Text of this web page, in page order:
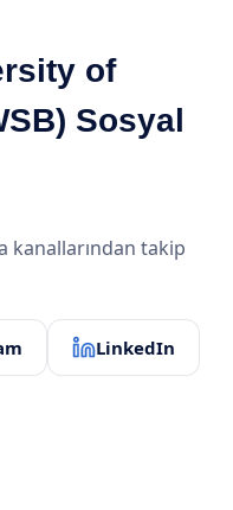
of
Sosyal
kanallarından takip
LinkedIn